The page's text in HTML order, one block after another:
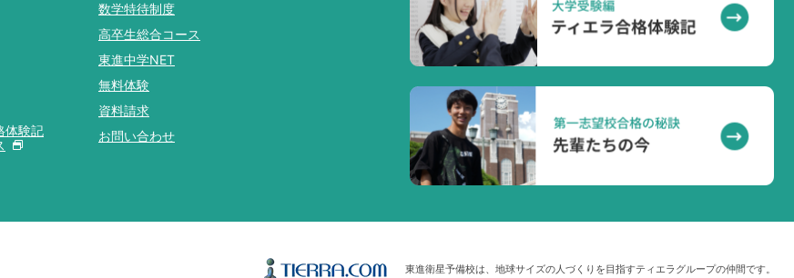
体験記
数学特待制度
高卒生総合コース
東進中学NET
無料体験
資料請求
お問い合わせ
東進衛星予備校は、地球サイズの人づくりを目指すティエラグループの仲間です。